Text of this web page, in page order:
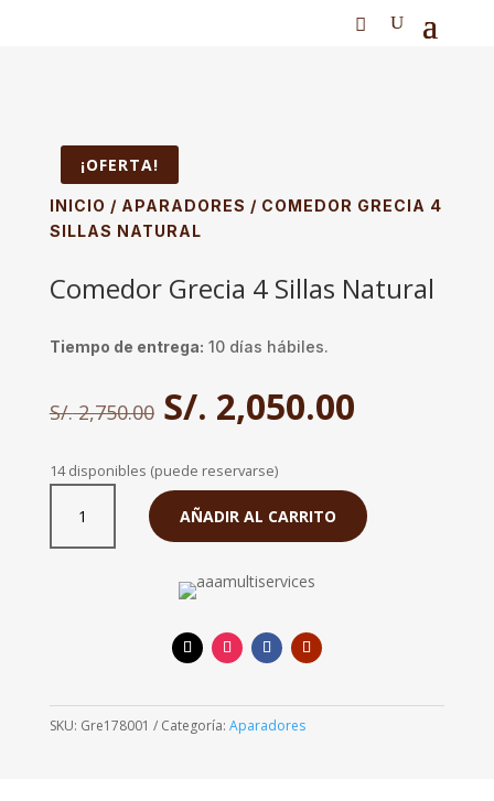
¡OFERTA!
INICIO / APARADORES / COMEDOR GRECIA 4
SILLAS NATURAL
Comedor Grecia 4 Sillas Natural
Tiempo de entrega: 10 días hábiles.
S/.2,750.00 El
precio
original
era:
S/. 2,750.00.
S/. 2,050.00El
precio
es:
S/.
14 disponibles (puede reservarse)
Grecia
4
AÑADIR AL CARRITO
SKU: Gre178001 Categoría: Aparadores